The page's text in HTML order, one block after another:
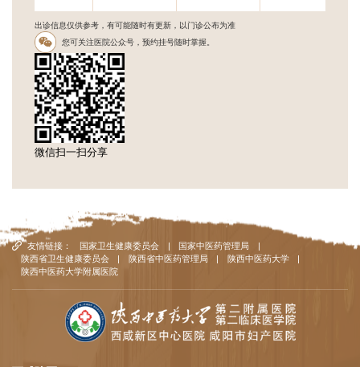
出诊信息仅供参考，有可能随时有更新，以门诊公布为准
您可关注医院公众号，预约挂号随时掌握。
微信扫一扫分享
友情链接： 国家卫生健康委员会 | 国家中医药管理局
|
陕西省卫生健康委员会
| 陕西省中医药管理局 | 陕西中医药大学
|
陕西中医药大学附属医院